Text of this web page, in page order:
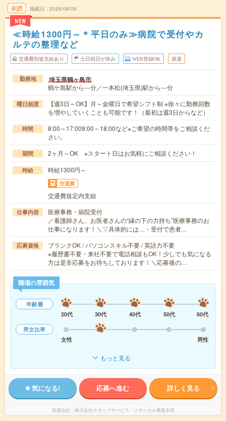
未読
NEW
掲載日 2026/08/08
≪時給1300円～＊平日のみ≫病院で受付やカ
ルテの整理など
交通費別途支給あり 土日祝日が休み WEB登録OK 派遣
勤務地 埼玉県鶴ヶ島市
鶴ケ島駅から---分／一本松(埼玉県)駅から---分
曜日頻度
【週3日～OK】月～金曜日で希望シフト制 ※徐々に勤務回数
を増やしていくことも可能です！（最初は週3日からなど）
時間
8:00～17:009:00～18:00など※ご希望の時間帯をご相談くだ
さい。
期間 2ヶ月～OK ※スタート日はお気軽にご相談ください！
時給 時給1300円～
交通費
交通費規定内支給
仕事内容
医療事務・病院受付
／看護師さん、お医者さんの“縁の下の力持ち”医療事務のお
仕事になります！＼▽具体的には…・受付で患者…
応募資格
ブランクOK / パソコンスキル不要 / 英語力不要
※履歴書不要・来社不要で電話相談もOK！少しでも気になる
方は是非応募をお待ちしております！＼応募後の…
職場の雰囲気
年齢層
20代
30代 40代 50代
60代
男女比率
女性
男性
もっと見る
気になる! 応募へ進む 詳しく見る
派遣会社 株式会社スタッフサービス メディカル事業本部